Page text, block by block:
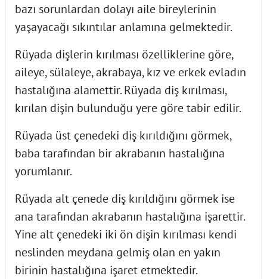
bazı sorunlardan dolayı aile bireylerinin
yaşayacağı sıkıntılar anlamına gelmektedir.
Rüyada dişlerin kırılması özelliklerine göre,
aileye, sülaleye, akrabaya, kız ve erkek evladın
hastalığına alamettir. Rüyada diş kırılması,
kırılan dişin bulunduğu yere göre tabir edilir.
Rüyada üst çenedeki diş kırıldığını görmek,
baba tarafından bir akrabanın hastalığına
yorumlanır.
Rüyada alt çenede diş kırıldığını görmek ise
ana tarafından akrabanın hastalığına işarettir.
Yine alt çenedeki iki ön dişin kırılması kendi
neslinden meydana gelmiş olan en yakın
birinin hastalığına işaret etmektedir.